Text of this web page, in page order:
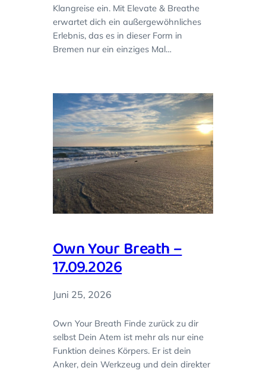
Klangreise ein. Mit Elevate & Breathe
erwartet dich ein außergewöhnliches
Erlebnis, das es in dieser Form in
Bremen nur ein einziges Mal…
Own Your Breath –
17.09.2026
Juni 25, 2026
Own Your Breath Finde zurück zu dir
selbst Dein Atem ist mehr als nur eine
Funktion deines Körpers. Er ist dein
Anker, dein Werkzeug und dein direkter